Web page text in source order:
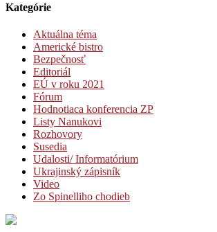
Kategórie
Aktuálna téma
Americké bistro
Bezpečnosť
Editoriál
EÚ v roku 2021
Fórum
Hodnotiaca konferencia ZP
Listy Nanukovi
Rozhovory
Susedia
Udalosti/ Informatórium
Ukrajinský zápisník
Video
Zo Spinelliho chodieb